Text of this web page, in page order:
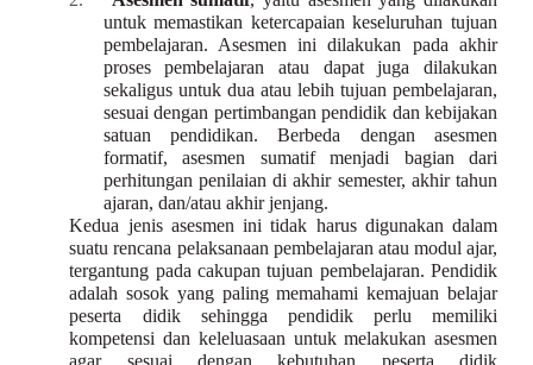
untuk memastikan ketercapaian keseluruhan tujuan
pembelajaran. Asesmen ini dilakukan pada akhir
proses pembelajaran atau dapat juga dilakukan
sekaligus untuk dua atau lebih tujuan pembelajaran,
sesuai dengan pertimbangan pendidik dan kebijakan
satuan pendidikan. Berbeda dengan asesmen
formatif, asesmen sumatif menjadi bagian dari
perhitungan penilaian di akhir semester, akhir tahun
ajaran, dan/atau akhir jenjang.
Kedua jenis asesmen ini tidak harus digunakan dalam
suatu rencana pelaksanaan pembelajaran atau modul ajar,
tergantung pada cakupan tujuan pembelajaran. Pendidik
adalah sosok yang paling memahami kemajuan belajar
peserta didik sehingga pendidik perlu memiliki
kompetensi dan keleluasaan untuk melakukan asesmen